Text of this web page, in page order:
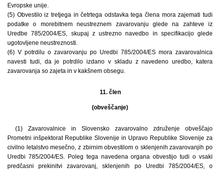
Evropske unije.
(5) Obvestilo iz tretjega in četrtega odstavka tega člena mora zajemati tudi
podatke o morebitnem neustreznem zavarovanju glede na zahteve iz
Uredbe 785/2004/ES, skupaj z ustrezno navedbo in specifikacijo glede
ugotovljene neustreznosti.
(6) V potrdilu o zavarovanju po Uredbi 785/2004/ES mora zavarovalnica
navesti tudi, da je potrdilo izdano v skladu z navedeno uredbo, katera
zavarovanja so zajeta in v kakšnem obsegu.
11. člen
(obveščanje)
(1) Zavarovalnice in Slovensko zavarovalno združenje obveščajo
Prometni inšpektorat Republike Slovenije in Upravo Republike Slovenije za
civilno letalstvo mesečno, z zbirnim obvestilom o sklenjenih zavarovanjih po
Uredbi 785/2004/ES. Poleg tega navedena organa obvestijo tudi o vsaki
predčasni prekinitvi zavarovanj, sklenjenih po Uredbi 785/2004/ES, o